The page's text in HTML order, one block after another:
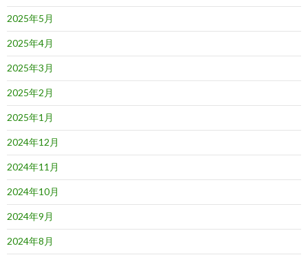
2025年5月
2025年4月
2025年3月
2025年2月
2025年1月
2024年12月
2024年11月
2024年10月
2024年9月
2024年8月